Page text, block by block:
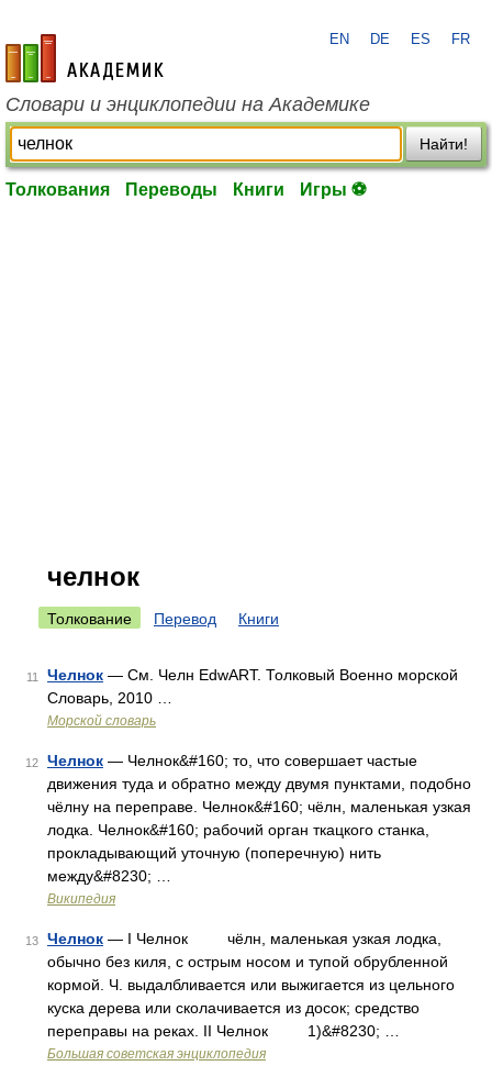
academic.ru
EN DE ES FR
Словари и энциклопедии на Академике
Найти!
Толкования Переводы Книги Игры ⚽
челнок
Толкование Перевод Книги
11 Челнок — См. Челн EdwART. Толковый Военно морской
Словарь, 2010 …
Морской словарь
12 Челнок — Челнок&#160; то, что совершает частые
движения туда и обратно между двумя пунктами, подобно
чёлну на переправе. Челнок&#160; чёлн, маленькая узкая
лодка. Челнок&#160; рабочий орган ткацкого станка,
прокладывающий уточную (поперечную) нить
между&#8230; …
Википедия
13 Челнок — I Челнок чёлн, маленькая узкая лодка,
обычно без киля, с острым носом и тупой обрубленной
кормой. Ч. выдалбливается или выжигается из цельного
куска дерева или сколачивается из досок; средство
переправы на реках. II Челнок 1)&#8230; …
Большая советская энциклопедия